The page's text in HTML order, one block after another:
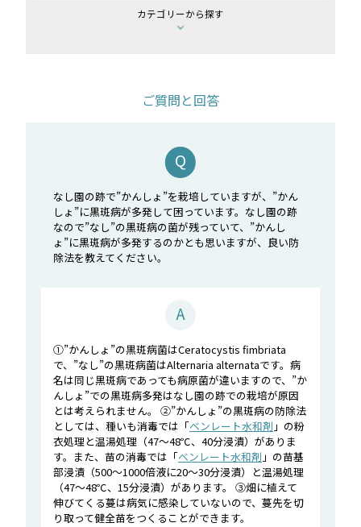
カテゴリーから探す
ご質問と回答
なし園の跡で”かんしょ”を栽培していますが、”かん
しょ”に黒斑病が多発して困っています。なし園の跡
なので”なし”の黒斑病の菌が残っていて、”かんし
ょ”に黒斑病が多発するのかとも思いますが、良い防
除法を教えてください。
①”かんしょ”の黒斑病菌はCeratocystis fimbriata
で、”なし”の黒斑病菌はAlternaria alternataです。病
名は同じ黒斑病であっても病原菌が違いますので、”か
んしょ”での黒斑病多発はなし園の跡での栽培が原因
とは考えられません。 ②”かんしょ”の黒斑病の防除法
としては、種いも消毒では「ベンレート水和剤 」の粉
衣処理と温湯処理（47～48℃、40分浸漬）がありま
す。また、苗の消毒では「ベンレート水和剤 」の苗基
部浸漬（500～1000倍液に20～30分浸漬）と温湯処理
（47～48℃、15分浸漬）があります。 ③畑に植えて
伸びてくる蔓は病気に感染していないので、蔓先を切
り取って健全苗をつくることができます。